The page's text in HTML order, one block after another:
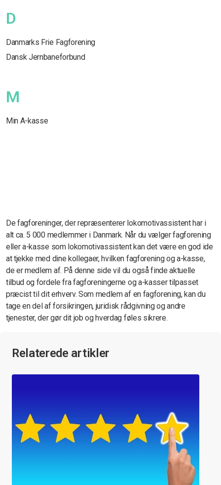
D
Danmarks Frie Fagforening
Dansk Jernbaneforbund
M
Min A-kasse
De fagforeninger, der repræsenterer lokomotivassistent har i
alt ca. 5 000 medlemmer i Danmark. Når du vælger fagforening
eller a-kasse som lokomotivassistent kan det være en god ide
at tjekke med dine kollegaer, hvilken fagforening og a-kasse,
de er medlem af. På denne side vil du også finde aktuelle
tilbud og fordele fra fagforeningerne og a-kasser tilpasset
præcist til dit erhverv. Som medlem af en fagforening, kan du
tage en del af forsikringen, juridisk rådgivning og andre
tjenester, der gør dit job og hverdag føles sikrere.
Relaterede artikler